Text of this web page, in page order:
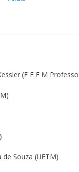
(E E E M
de Souza (UFTM)